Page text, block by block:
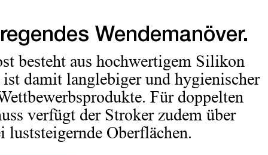
Wendemanöver.
besteht aus hochwertigem Silikon
ist damit langlebiger und hygienischer
Für doppelten
verfügt der Stroker zudem über
luststeigernde Oberflächen.